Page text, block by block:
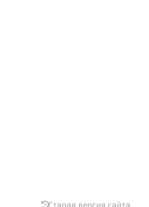
Старая версия сайта